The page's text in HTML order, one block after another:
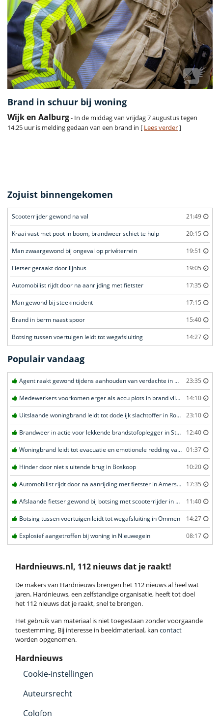
Brand in schuur bij woning
Wijk en Aalburg- In de middag van vrijdag 7 augustus tegen
14.25 uur is melding gedaan van een brand in [ Lees verder]
Zojuist binnengekomen
Scooterrijder gewond na val 21:49
Kraai vast met poot in boom, brandweer schiet te hulp 20:15
Man zwaargewond bij ongeval op privéterrein 19:51
Fietser geraakt door lijnbus 19:05
Automobilist rijdt door na aanrijding met fietster 17:35
Man gewond bij steekincident 17:15
Brand in berm naast spoor 15:40
Botsing tussen voertuigen leidt tot wegafsluiting 14:27
Populair vandaag
Agent raakt gewond tijdens aanhouden van verdachte in Amsterdam 23:35
Medewerkers voorkomen erger als accu plots in brand vliegt in Amersfoort 14:10
Uitslaande woningbrand leidt tot dodelijk slachtoffer in Rotterdam 23:10
Brandweer in actie voor lekkende brandstofoplegger in Stroe 12:40
Woningbrand leidt tot evacuatie en emotionele redding van kat in Amsterdam 01:37
Hinder door niet sluitende brug in Boskoop 10:20
Automobilist rijdt door na aanrijding met fietster in Amersfoort 17:35
Afslaande fietser gewond bij botsing met scooterrijder in Katwijk 11:40
Botsing tussen voertuigen leidt tot wegafsluiting in Ommen 14:27
Explosief aangetroffen bij woning in Nieuwegein 08:17
Hardnieuws.nl, 112 nieuws dat je raakt!
De makers van Hardnieuws brengen het 112 nieuws al heel wat
jaren. Hardnieuws, een zelfstandige organisatie, heeft tot doel
het 112 nieuws dat je raakt, snel te brengen.
Het gebruik van materiaal is niet toegestaan zonder voorgaande
toestemming. Bij interesse in beeldmateriaal, kan contact
worden opgenomen.
Hardnieuws
Cookie-instellingen
Auteursrecht
Colofon